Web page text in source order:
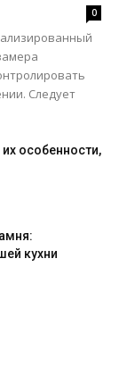
0
Следует
особенности,
кухни